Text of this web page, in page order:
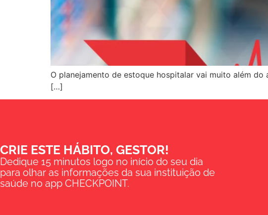
O planejamento de estoque hospitalar vai muito além
[…]
CRIE ESTE HÁBITO, GESTOR!
Dedique 15 minutos logo no início do seu dia
para olhar as informações da sua instituição de
saúde no app CHECKPOINT.